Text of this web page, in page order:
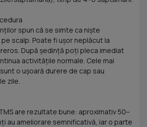
spun că se simte ca niște
scalp. Poate fi ușor neplăcut la
După ședință poți pleca imediat
activitățile normale. Cele mai
o ușoară durere de cap sau
zile.
are rezultate bune: aproximativ 50–
au ameliorare semnificativă, iar o parte